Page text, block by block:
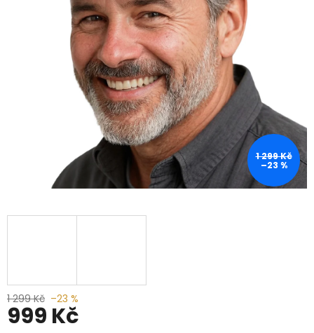
1 299 Kč
–23 %
1 299 Kč –23 %
999 Kč